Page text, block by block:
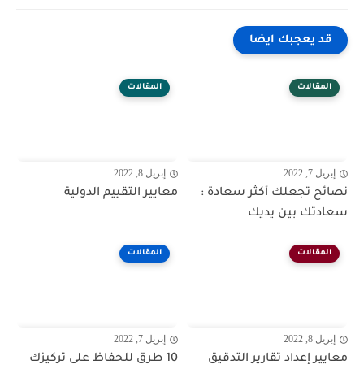
قد يعجبك ايضا
المقالات
إبريل 7, 2022
نصائح تجعلك أكثر سعادة :
سعادتك بين يديك
المقالات
إبريل 8, 2022
معايير التقييم الدولية
المقالات
إبريل 8, 2022
معايير إعداد تقارير التدقيق
المقالات
إبريل 7, 2022
10 طرق للحفاظ على تركيزك